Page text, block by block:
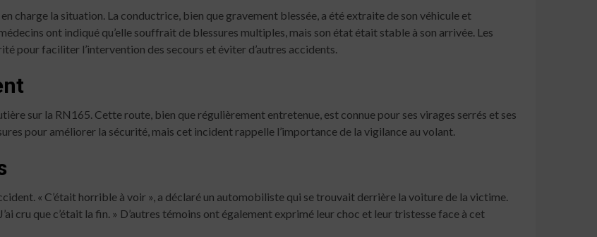
charge la situation. La conductrice, bien que gravement blessée, a été extraite de son véhicule et
ont indiqué qu’elle souffrait de blessures multiples, mais son état était stable à son arrivée. Les
pour faciliter l’intervention des secours et éviter d’autres accidents.
sur la RN165. Cette route, bien que régulièrement entretenue, est connue pour ses virages serrés et ses
pour améliorer la sécurité, mais cet incident rappelle l’importance de la vigilance au volant.
« C’était horrible à voir », a déclaré un automobiliste qui se trouvait derrière la voiture de la victime.
cru que c’était la fin. » D’autres témoins ont également exprimé leur choc et leur tristesse face à cet